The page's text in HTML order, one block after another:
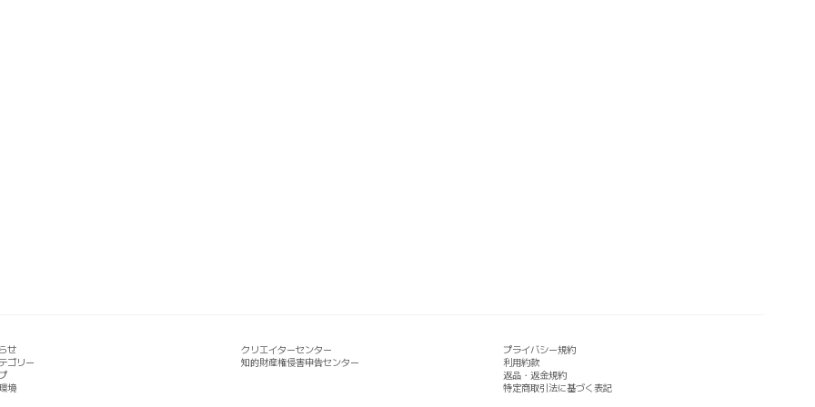
せ
ゴリー
境
クリエイターセンター
知的財産権侵害申告センター
プライバシー規約
利用約款
返品・返金規約
特定商取引法に基づく表記